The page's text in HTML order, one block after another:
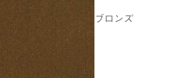
ブロンズ